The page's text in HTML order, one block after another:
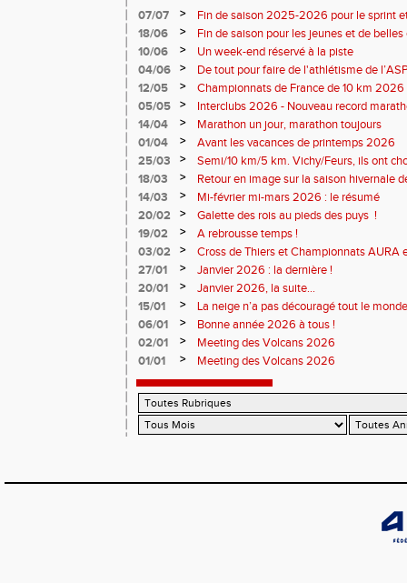
07/07 >
Fin de saison 2025-2026 pour le sprint
18/06
>
Fin de saison pour les jeunes et de
10/06
>
Un week-end réservé à la piste
04/06
>
De tout pour faire de l'athlétisme de
monde souriant
12/05 >
Championnats de France de 10 km
Soirées piste
05/05 >
Interclubs 2026 - Nouveau record
résultats
14/04 >
Marathon un jour, marathon toujours
01/04
>
Avant les vacances de printemps 2026
25/03
>
Semi/10 km/5 km. Vichy/Feurs, ils ont
18/03
>
Retour en image sur la saison hivernale
14/03
>
Mi-février mi-mars 2026 : le résumé
20/02
>
Galette des rois au pieds des puys !
19/02
>
A rebrousse temps !
03/02
>
Cross de Thiers et Championnats AURA
27/01
>
Janvier 2026 : la dernière !
20/01
>
Janvier 2026, la suite...
15/01
>
La neige n’a pas découragé tout le
06/01
>
Bonne année 2026 à tous !
02/01
>
Meeting des Volcans 2026
01/01
> Meeting des Volcans 2026